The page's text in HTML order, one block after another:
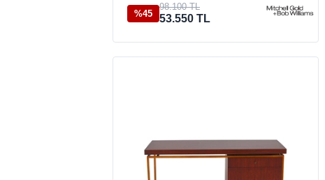
%45
98.100 TL
53.550 TL